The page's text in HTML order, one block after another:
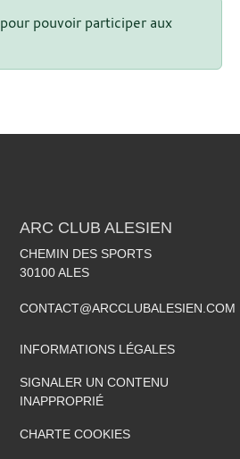
pour pouvoir participer aux
ARC CLUB ALESIEN
CHEMIN DES SPORTS
30100 ALES
CONTACT@ARCCLUBALESIEN.COM
INFORMATIONS LÉGALES
SIGNALER UN CONTENU
INAPPROPRIÉ
CHARTE COOKIES